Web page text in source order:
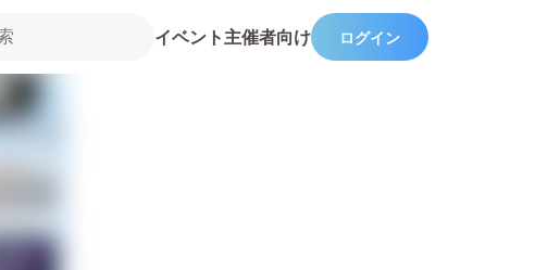
イベント主催者向け ログイン